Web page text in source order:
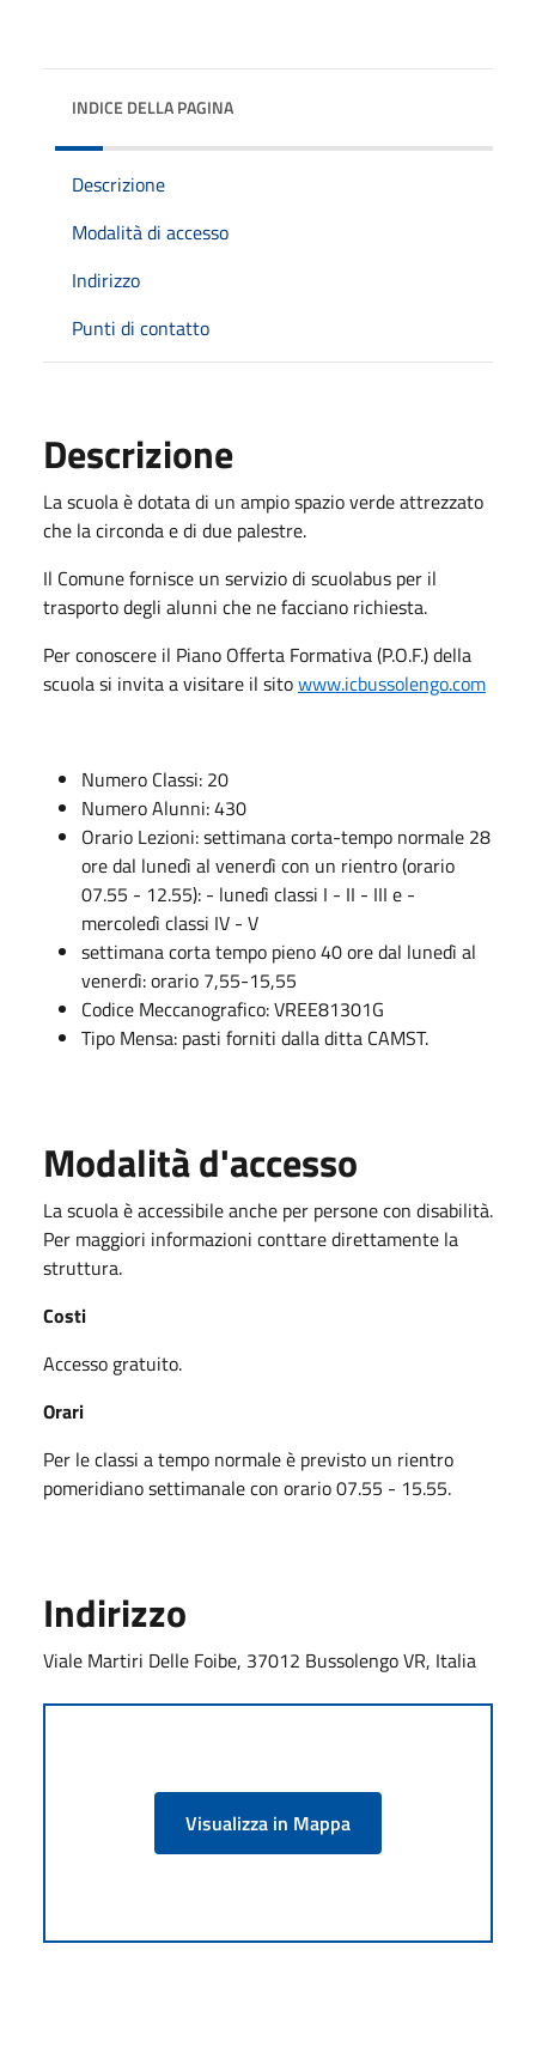
INDICE DELLA PAGINA
Descrizione
Modalità di accesso
Indirizzo
Punti di contatto
Descrizione
La scuola è dotata di un ampio spazio verde attrezzato
che la circonda e di due palestre.
Il Comune fornisce un servizio di scuolabus per il
trasporto degli alunni che ne facciano richiesta.
Per conoscere il Piano Offerta Formativa (P.O.F.) della
scuola si invita a visitare il sitowww.icbussolengo.com
Numero Classi: 20
Numero Alunni: 430
Orario Lezioni: settimana corta-tempo normale 28
ore dal lunedì al venerdì con un rientro (orario
07.55 - 12.55): - lunedì classi I - II - III e -
mercoledì classi IV - V
settimana corta tempo pieno 40 ore dal lunedì al
venerdì: orario 7,55-15,55
Codice Meccanografico: VREE81301G
Tipo Mensa: pasti forniti dalla ditta CAMST.
Modalità d'accesso
La scuola è accessibile anche per persone con disabilità.
Per maggiori informazioni conttare direttamente la
struttura.
Costi
Accesso gratuito.
Orari
Per le classi a tempo normale è previsto un rientro
pomeridiano settimanale con orario 07.55 - 15.55.
Indirizzo
Viale Martiri Delle Foibe, 37012 Bussolengo VR, Italia
Visualizza in Mappa